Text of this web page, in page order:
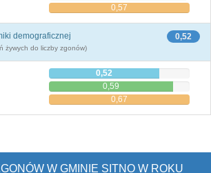
0,57
0,52
demograficznej
żywych do liczby zgonów)
0,52
0,59
0,67
W GMINIE SITNO W ROKU